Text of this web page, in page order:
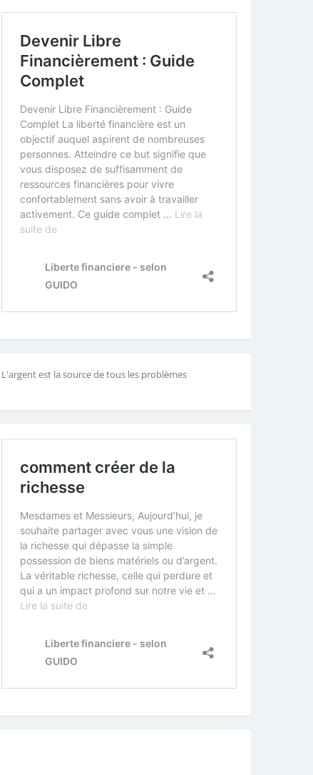
L'argent est la source de tous les problèmes